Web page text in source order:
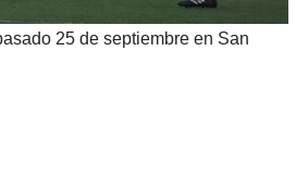
25 de septiembre en San